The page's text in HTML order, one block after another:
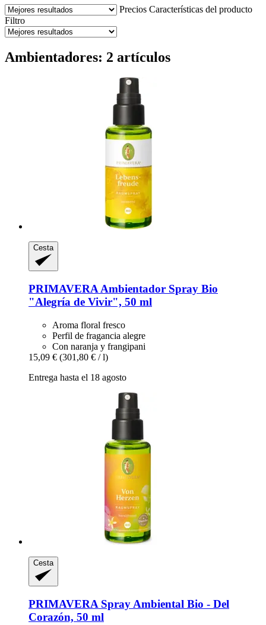
Precios Características del producto
Filtro
Ambientadores: 2 artículos
Cesta
PRIMAVERA Ambientador Spray Bio
"Alegría de Vivir", 50 ml
Aroma floral fresco
Perfil de fragancia alegre
Con naranja y frangipani
15,09 € (301,80 € / l)
Entrega hasta el 18 agosto
Cesta
PRIMAVERA Spray Ambiental Bio -​ Del
Corazón, 50 ml